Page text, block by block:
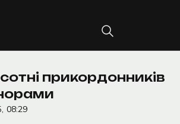
прикордонників
08:29